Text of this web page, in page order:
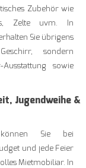
Zubehör wie
Zelte uvm. In
Sie übrigens
sondern
sowie
Jugendweihe &
Sie bei
und jede Feier
Mietmobiliar. In